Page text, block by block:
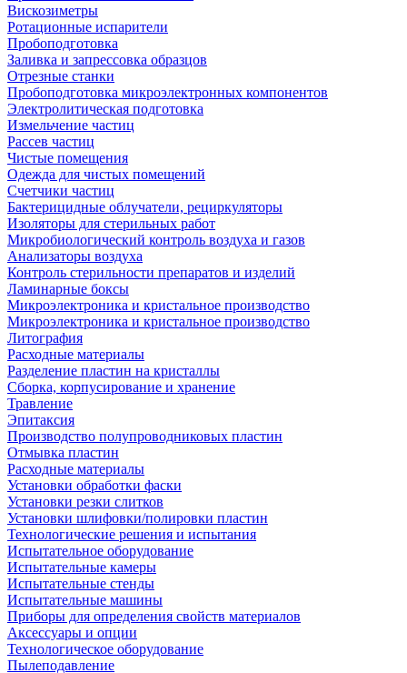
Вискозиметры
Ротационные испарители
Пробоподготовка
Заливка и запрессовка образцов
Отрезные станки
Пробоподготовка микроэлектронных компонентов
Электролитическая подготовка
Измельчение частиц
Рассев частиц
Чистые помещения
Одежда для чистых помещений
Счетчики частиц
Бактерицидные облучатели, рециркуляторы
Изоляторы для стерильных работ
Микробиологический контроль воздуха и газов
Анализаторы воздуха
Контроль стерильности препаратов и изделий
Ламинарные боксы
Микроэлектроника и кристальное производство
Микроэлектроника и кристальное производство
Литография
Расходные материалы
Разделение пластин на кристаллы
Сборка, корпусирование и хранение
Травление
Эпитаксия
Производство полупроводниковых пластин
Отмывка пластин
Расходные материалы
Установки обработки фаски
Установки резки слитков
Установки шлифовки/полировки пластин
Технологические решения и испытания
Испытательное оборудование
Испытательные камеры
Испытательные стенды
Испытательные машины
Приборы для определения свойств материалов
Аксессуары и опции
Технологическое оборудование
Пылеподавление